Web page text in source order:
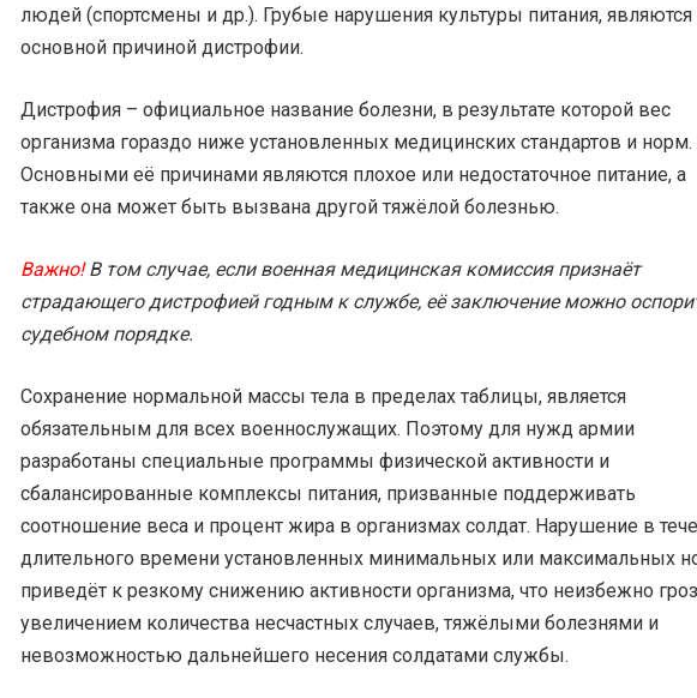
людей (спортсмены и др.). Грубые нарушения культуры питания, являются
основной причиной дистрофии.
Дистрофия – официальное название болезни, в результате которой вес
организма гораздо ниже установленных медицинских стандартов и норм.
Основными её причинами являются плохое или недостаточное питание, а
также она может быть вызвана другой тяжёлой болезнью.
Важно!В том случае, если военная медицинская комиссия признаёт
страдающего дистрофией годным к службе, её заключение можно
судебном порядке.
Сохранение нормальной массы тела в пределах таблицы, является
обязательным для всех военнослужащих. Поэтому для нужд армии
разработаны специальные программы физической активности и
сбалансированные комплексы питания, призванные поддерживать
соотношение веса и процент жира в организмах солдат. Нарушение в
длительного времени установленных минимальных или максимальных
приведёт к резкому снижению активности организма, что неизбежно
увеличением количества несчастных случаев, тяжёлыми болезнями и
невозможностью дальнейшего несения солдатами службы.